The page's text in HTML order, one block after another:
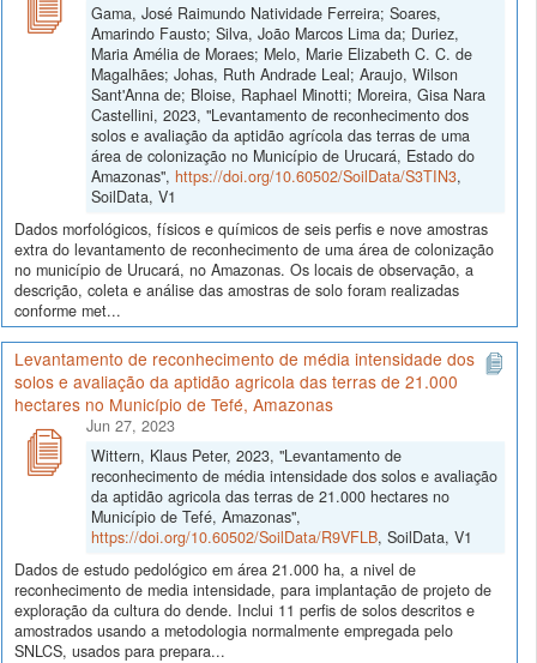
Gama, José Raimundo Natividade Ferreira; Soares,
Amarindo Fausto; Silva, João Marcos Lima da; Duriez,
Maria Amélia de Moraes; Melo, Marie Elizabeth C. C. de
Magalhães; Johas, Ruth Andrade Leal; Araujo, Wilson
Sant'Anna de; Bloise, Raphael Minotti; Moreira, Gisa Nara
Castellini, 2023, "Levantamento de reconhecimento dos
solos e avaliação da aptidão agrícola das terras de uma
área de colonização no Município de Urucará, Estado do
Amazonas", https://doi.org/10.60502/SoilData/S3TIN3,
SoilData, V1
Dados morfológicos, físicos e químicos de seis perfis e nove amostras
extra do levantamento de reconhecimento de uma área de colonização
no município de Urucará, no Amazonas. Os locais de observação, a
descrição, coleta e análise das amostras de solo foram realizadas
conforme met...
Levantamento de reconhecimento de média intensidade dos
solos e avaliação da aptidão agricola das terras de 21.000
hectares no Município de Tefé, Amazonas
Jun 27, 2023
Wittern, Klaus Peter, 2023, "Levantamento de
reconhecimento de média intensidade dos solos e avaliação
da aptidão agricola das terras de 21.000 hectares no
Município de Tefé, Amazonas",
https://doi.org/10.60502/SoilData/R9VFLB, SoilData, V1
Dados de estudo pedológico em área 21.000 ha, a nivel de
reconhecimento de media intensidade, para implantação de projeto de
exploração da cultura do dende. Inclui 11 perfis de solos descritos e
amostrados usando a metodologia normalmente empregada pelo
SNLCS, usados para prepara...